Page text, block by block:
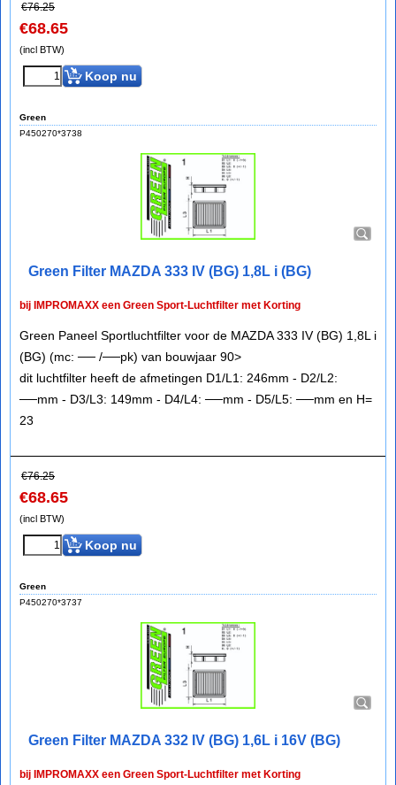
€76.25
€68.65
(incl BTW)
Koop nu
Green
P450270*3738
Green Filter MAZDA 333 IV (BG) 1,8L i (BG)
bij IMPROMAXX een Green Sport-Luchtfilter met Korting
Green Paneel Sportluchtfilter voor de MAZDA 333 IV (BG) 1,8L i
(BG) (mc: ── /──pk) van bouwjaar 90>
dit luchtfilter heeft de afmetingen D1/L1: 246mm - D2/L2:
──mm - D3/L3: 149mm - D4/L4: ──mm - D5/L5: ──mm en H=
23
€76.25
€68.65
(incl BTW)
Koop nu
Green
P450270*3737
Green Filter MAZDA 332 IV (BG) 1,6L i 16V (BG)
bij IMPROMAXX een Green Sport-Luchtfilter met Korting